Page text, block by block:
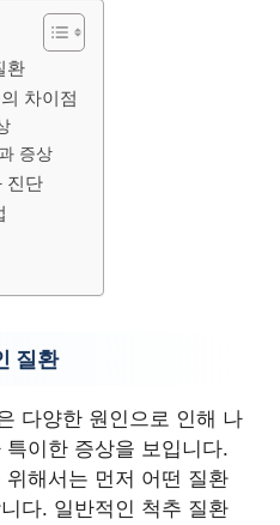
환
차이점
증상
진단
질환
다양한 원인으로 인해 나
이한 증상을 보입니다.
해서는 먼저 어떤 질환
다. 일반적인 척추 질환